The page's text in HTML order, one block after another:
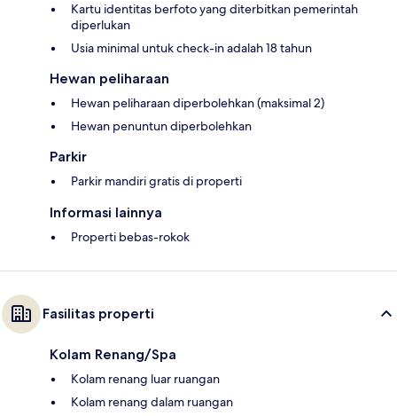
Kartu identitas berfoto yang diterbitkan pemerintah
diperlukan
Usia minimal untuk check-in adalah 18 tahun
Hewan peliharaan
Hewan peliharaan diperbolehkan (maksimal 2)
Hewan penuntun diperbolehkan
Parkir
Parkir mandiri gratis di properti
Informasi lainnya
Properti bebas-rokok
Fasilitas properti
Kolam Renang/Spa
Kolam renang luar ruangan
Kolam renang dalam ruangan